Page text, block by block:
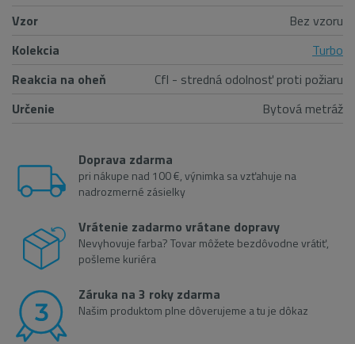
Vzor
Bez vzoru
Kolekcia
Turbo
Reakcia na oheň
Cfl - stredná odolnosť proti požiaru
Určenie
Bytová metráž
Doprava zdarma
pri nákupe nad 100 €, výnimka sa vzťahuje na
nadrozmerné zásielky
Vrátenie zadarmo vrátane dopravy
Nevyhovuje farba? Tovar môžete bezdôvodne vrátiť,
pošleme kuriéra
Záruka na 3 roky zdarma
Našim produktom plne dôverujeme a tu je dôkaz